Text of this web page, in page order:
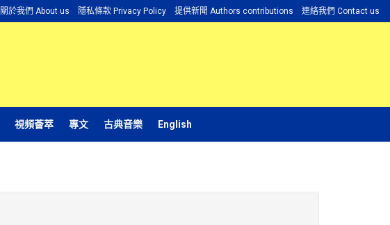
關於我們 About us 隱私條款 Privacy Policy 提供新聞 Authors contributions 連絡我們 Contact us
視頻薈萃 專文 古典音樂 English